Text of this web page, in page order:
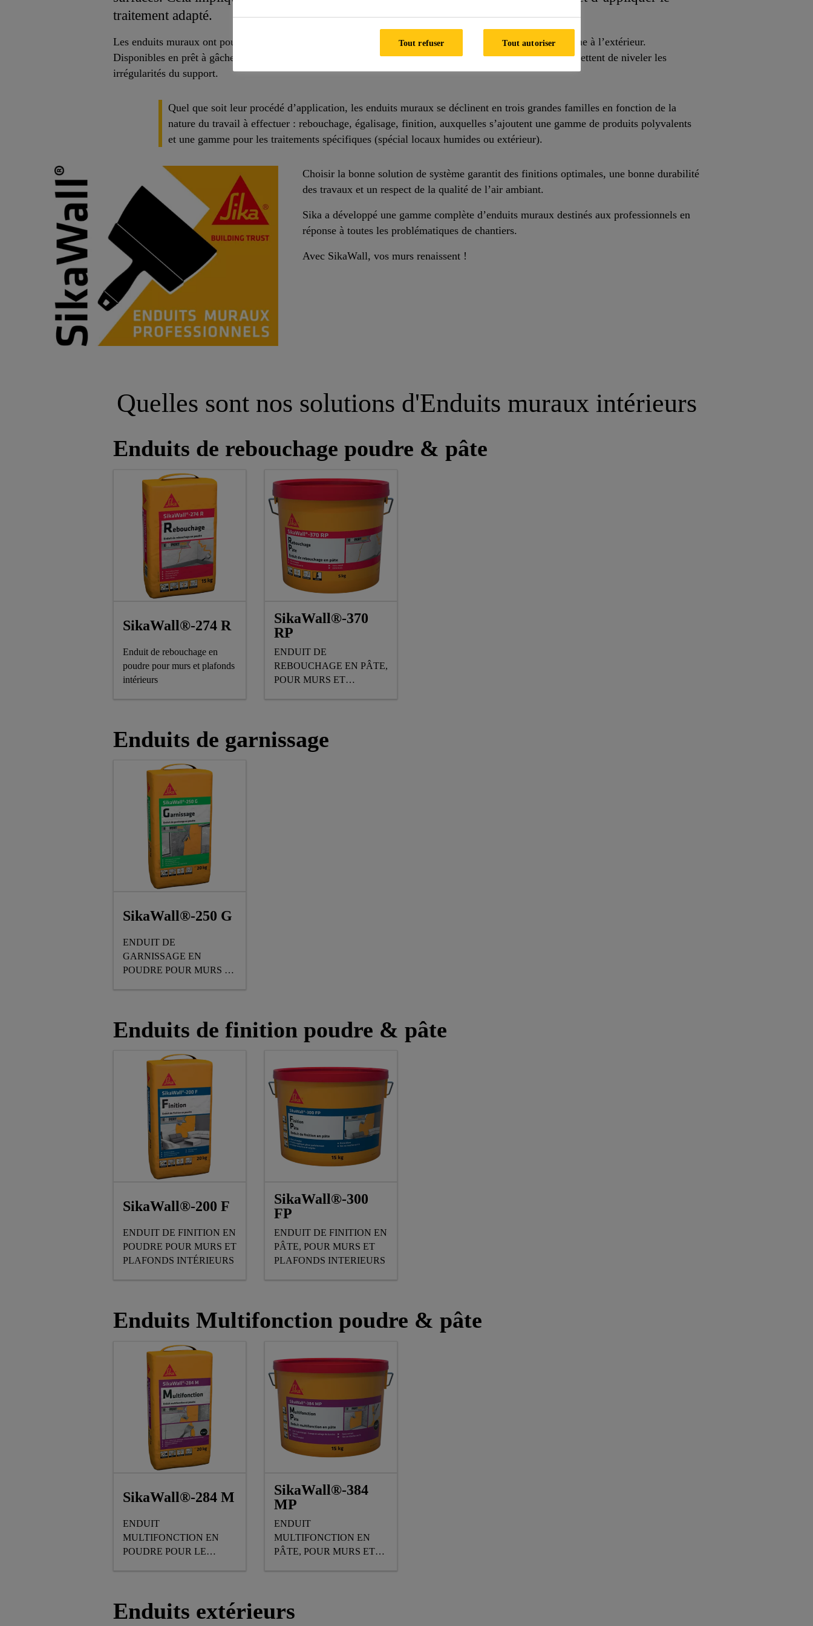
traitement adapté.
Les enduits muraux ont pour rôle de modifier l’état de surface des murs et des plafonds à l’intérieur comme à l’extérieur.
Disponibles en prêt à gâcher ou en prêt à l’emploi, applicables manuellement ou mécaniquement, ils permettent de niveler les
irrégularités du support.
Quel que soit leur procédé d’application, les enduits muraux se déclinent en trois grandes familles en fonction de la
nature du travail à effectuer : rebouchage, égalisage, finition, auxquelles s’ajoutent une gamme de produits polyvalents
et une gamme pour les traitements spécifiques (spécial locaux humides ou extérieur).
Choisir la bonne solution de système garantit des finitions optimales, une bonne durabilité
des travaux et un respect de la qualité de l’air ambiant.
Sika a développé une gamme complète d’enduits muraux destinés aux professionnels en
réponse à toutes les problématiques de chantiers.
Avec SikaWall, vos murs renaissent !
Quelles sont nos solutions d'Enduits muraux intérieurs
Enduits de rebouchage poudre & pâte
SikaWall®-274 R
Enduit de rebouchage en
poudre pour murs et plafonds
intérieurs
SikaWall®-370
RP
ENDUIT DE
REBOUCHAGE EN PÂTE,
POUR MURS ET
Enduits de garnissage
SikaWall®-250 G
ENDUIT DE
GARNISSAGE EN
POUDRE POUR MURS ET
Enduits de finition poudre & pâte
SikaWall®-200 F
ENDUIT DE FINITION EN
POUDRE POUR MURS ET
PLAFONDS INTÉRIEURS
SikaWall®-300
FP
ENDUIT DE FINITION EN
PÂTE, POUR MURS ET
PLAFONDS INTERIEURS
Enduits Multifonction poudre & pâte
SikaWall®-284 M
ENDUIT
MULTIFONCTION EN
POUDRE POUR LE
JOINTS ET LISSAGE DE
MURS ET PLAFONDS EN
SikaWall®-384
MP
ENDUIT
MULTIFONCTION EN
PÂTE, POUR MURS ET
Enduits extérieurs
Tout refuser Tout autoriser